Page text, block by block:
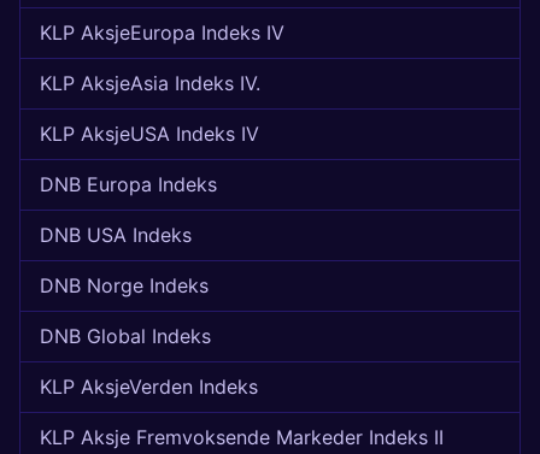
KLP AksjeEuropa Indeks IV
KLP AksjeAsia Indeks IV.
KLP AksjeUSA Indeks IV
DNB Europa Indeks
DNB USA Indeks
DNB Norge Indeks
DNB Global Indeks
KLP AksjeVerden Indeks
KLP Aksje Fremvoksende Markeder Indeks II